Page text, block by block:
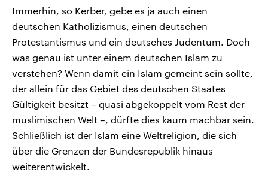
Immerhin, so Kerber, gebe es ja auch einen
deutschen Katholizismus, einen deutschen
Protestantismus und ein deutsches Judentum. Doch
was genau ist unter einem deutschen Islam zu
verstehen? Wenn damit ein Islam gemeint sein sollte,
der allein für das Gebiet des deutschen Staates
Gültigkeit besitzt – quasi abgekoppelt vom Rest der
muslimischen Welt –, dürfte dies kaum machbar sein.
Schließlich ist der Islam eine Weltreligion, die sich
über die Grenzen der Bundesrepublik hinaus
weiterentwickelt.